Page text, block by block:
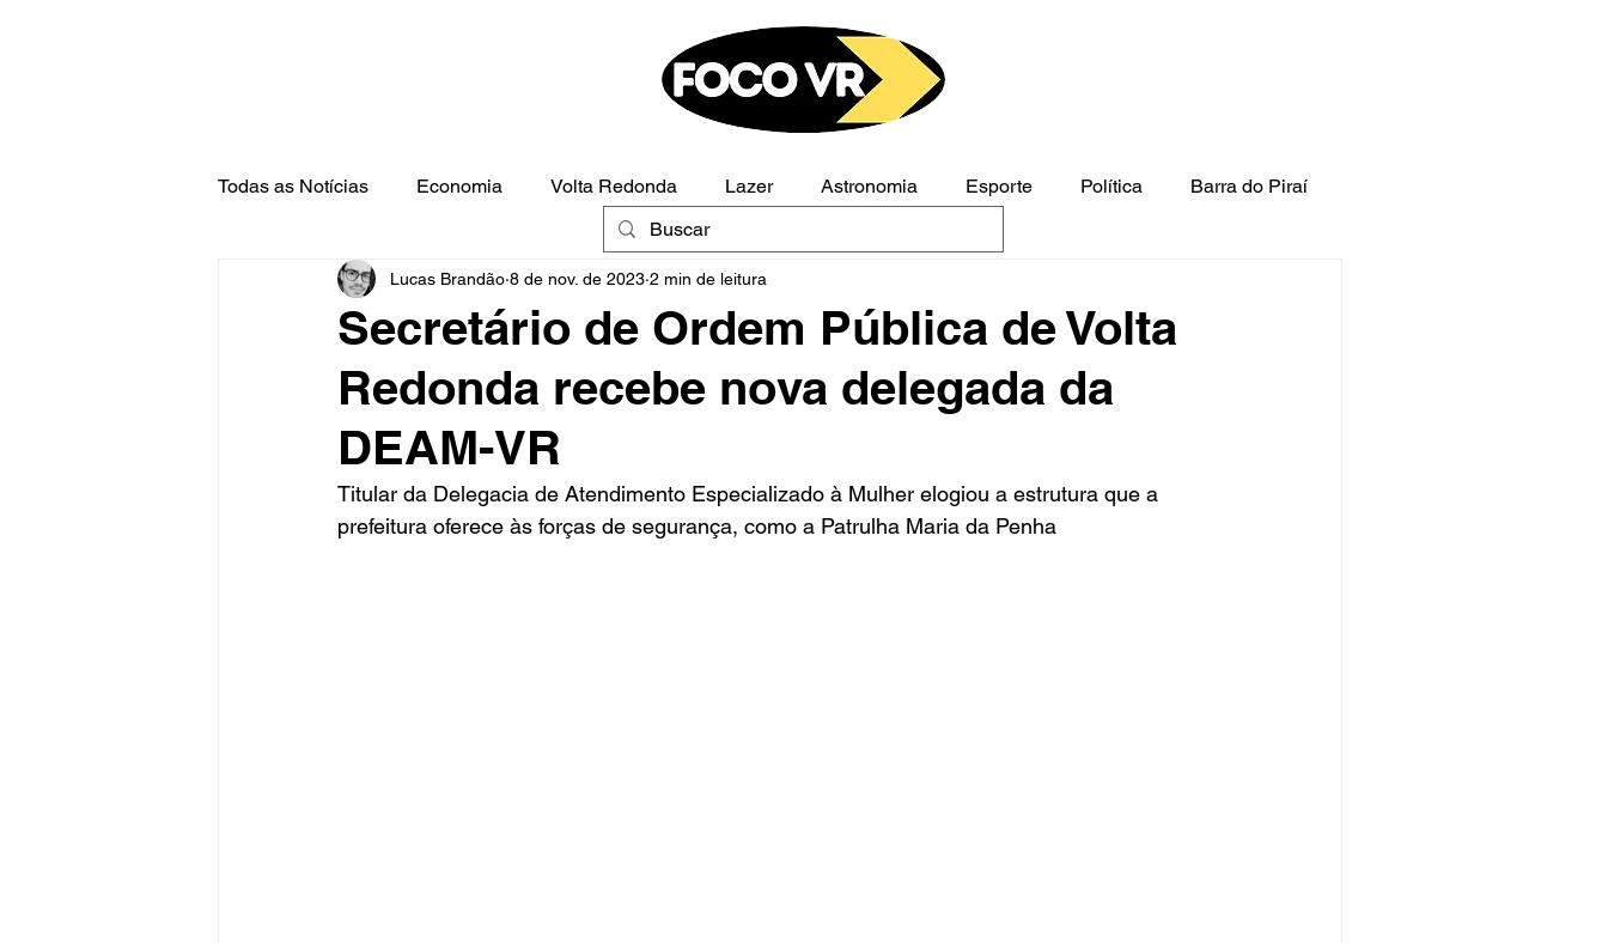
Todas as Notícias Economia Volta Redonda Lazer Astronomia Esporte Política Barra do Piraí
Barra Mansa Pinheiral Polícia Opinião
Secretário de Ordem Pública de Volta
Redonda recebe nova delegada da
DEAM-VR
Lucas Brandão 8 de nov. de 2023 2 min de leitura
Titular da Delegacia de Atendimento Especializado à Mulher elogiou a estrutura que a
prefeitura oferece às forças de segurança, como a Patrulha Maria da Penha